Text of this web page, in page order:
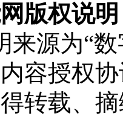
版权说
来源为“
容授权
转载、